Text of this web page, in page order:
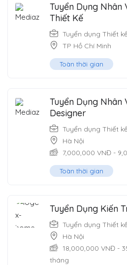
Tuyển Dụng Nhân
Thiết Kế
Tuyển dụng Thiết
TP Hồ Chí Minh
Toàn thời gian
Tuyển Dụng Nhân
Designer
Tuyển dụng Thiết
Hà Nội
7,000,000 VNĐ -
Toàn thời gian
Tuyển Dụng Kiến
Tuyển dụng Thiết
Hà Nội
18,000,000 VNĐ -
tháng